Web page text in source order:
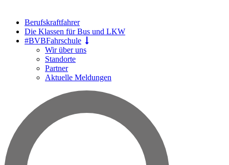
Berufskraftfahrer
Die Klassen für Bus und LKW
#BVBFahrschule
Wir über uns
Standorte
Partner
Aktuelle Meldungen